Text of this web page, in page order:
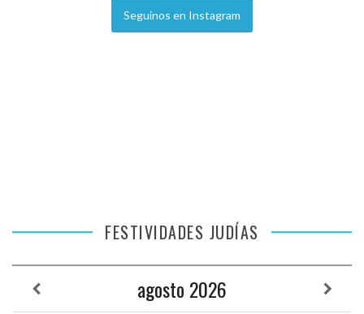
Seguinos en Instagram
FESTIVIDADES JUDÍAS
agosto 2026